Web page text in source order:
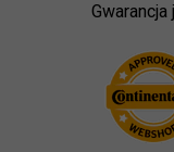
Gwarancja